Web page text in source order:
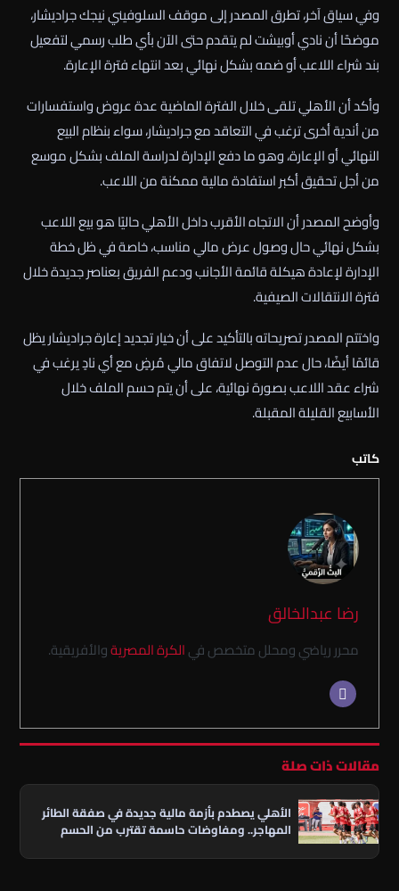
وفي سياق آخر، تطرق المصدر إلى موقف السلوفيني نيجك جراديشار،
موضحًا أن نادي أوبيشت لم يتقدم حتى الآن بأي طلب رسمي لتفعيل
بند شراء اللاعب أو ضمه بشكل نهائي بعد انتهاء فترة الإعارة.
وأكد أن الأهلي تلقى خلال الفترة الماضية عدة عروض واستفسارات
من أندية أخرى ترغب في التعاقد مع جراديشار، سواء بنظام البيع
النهائي أو الإعارة، وهو ما دفع الإدارة لدراسة الملف بشكل موسع
من أجل تحقيق أكبر استفادة مالية ممكنة من اللاعب.
وأوضح المصدر أن الاتجاه الأقرب داخل الأهلي حاليًا هو بيع اللاعب
بشكل نهائي حال وصول عرض مالي مناسب، خاصة في ظل خطة
الإدارة لإعادة هيكلة قائمة الأجانب ودعم الفريق بعناصر جديدة خلال
فترة الانتقالات الصيفية.
واختتم المصدر تصريحاته بالتأكيد على أن خيار تجديد إعارة جراديشار يظل
قائمًا أيضًا، حال عدم التوصل لاتفاق مالي مُرضٍ مع أي نادٍ يرغب في
شراء عقد اللاعب بصورة نهائية، على أن يتم حسم الملف خلال
الأسابيع القليلة المقبلة.
كاتب
رضا عبدالخالق
محرر رياضي ومحلل متخصص فيالكرة المصريةوالأفريقية.
مقالات ذات صلة
الأهلي يصطدم بأزمة مالية جديدة في صفقة الطائر
المهاجر.. ومفاوضات حاسمة تقترب من الحسم